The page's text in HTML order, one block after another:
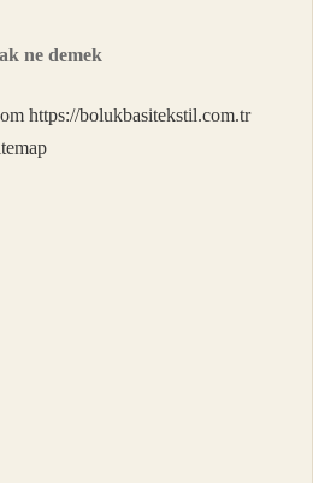
ne demek
https://bolukbasitekstil.com.tr